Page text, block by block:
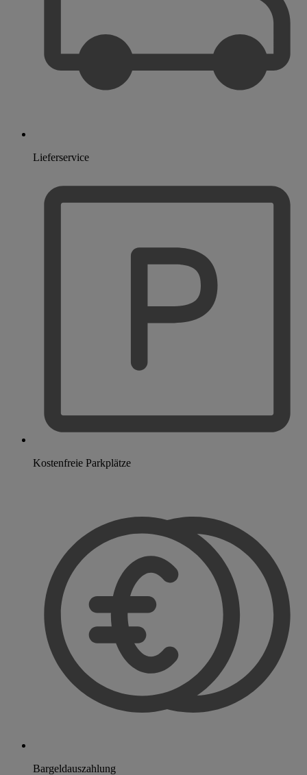
Lieferservice
Kostenfreie Parkplätze
Bargeldauszahlung